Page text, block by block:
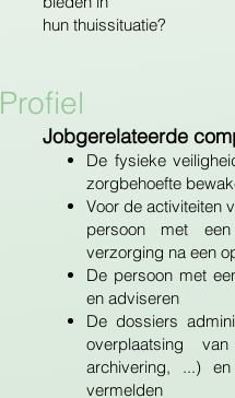
hun thuissituatie?
Profiel
Jobgerelateerde
De fysieke
zorgbehoefte
Voor de activiteiten
persoon met
verzorging na een
De persoon met
en adviseren
De dossiers
overplaatsing
archivering, ...)
vermelden